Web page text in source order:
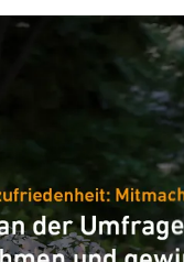
Sensor-LED-
DL Vario
XLED